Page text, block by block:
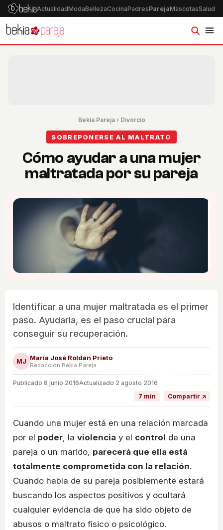
ActualidadModaBellezaCocinaPadresParejaMascotasSalud
Bekia Pareja› Divorcio
SOBREPONERSE AL MALTRATO
Cómo ayudar a una mujer
maltratada por su pareja
Identificar a una mujer maltratada es el primer
paso. Ayudarla, es el paso crucial para
conseguir su recuperación.
MJ María José Roldán Prieto
Redacción Bekia Pareja
Publicado 8 junio 2016Actualizado 2 agosto 2016
7 min
Compartir ↗
Cuando una mujer está en una relación marcada
por el poder, la violencia y el control de una
pareja o un marido, parecerá que ella está
totalmente comprometida con la relación.
Cuando habla de su pareja posiblemente estará
buscando los aspectos positivos y ocultará
cualquier evidencia de que ha sido objeto de
abusos o maltrato físico o psicológico.